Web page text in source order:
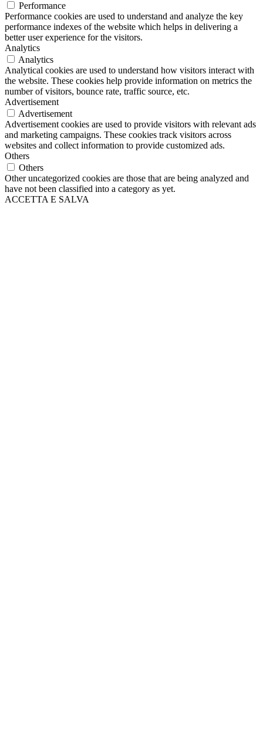
Performance
Performance cookies are used to understand and analyze the key
performance indexes of the website which helps in delivering a
better user experience for the visitors.
Analytics
Analytics
Analytical cookies are used to understand how visitors interact with
the website. These cookies help provide information on metrics the
number of visitors, bounce rate, traffic source, etc.
Advertisement
Advertisement
Advertisement cookies are used to provide visitors with relevant ads
and marketing campaigns. These cookies track visitors across
websites and collect information to provide customized ads.
Others
Others
Other uncategorized cookies are those that are being analyzed and
have not been classified into a category as yet.
ACCETTA E SALVA